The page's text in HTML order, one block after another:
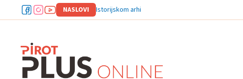
NASLOVI Istorijskom arhivu Pirot odobren